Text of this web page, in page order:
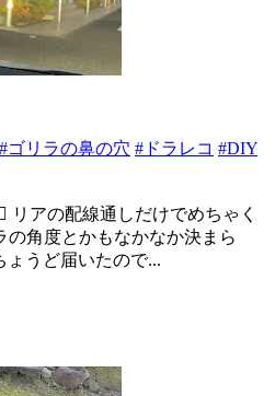
#ゴリラの鼻の穴 #ドラレコ #DIY
リアの配線通しだけでめちゃく
角度とかもなかなか決まら
うど届いたので...